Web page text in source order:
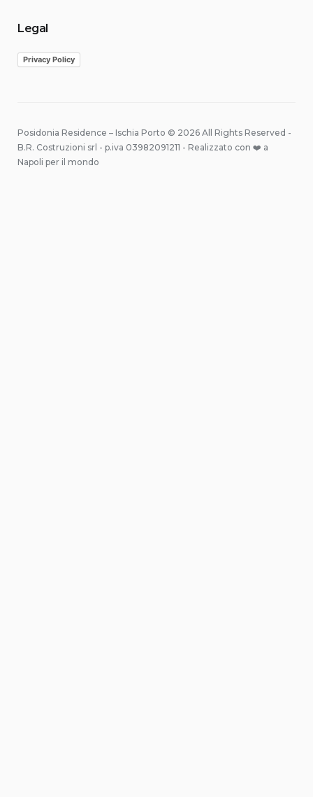
Legal
Privacy Policy
Posidonia Residence – Ischia Porto © 2026 All Rights Reserved -
B.R. Costruzioni srl - p.iva 03982091211 - Realizzato con ❤️ a
Napoli per il mondo